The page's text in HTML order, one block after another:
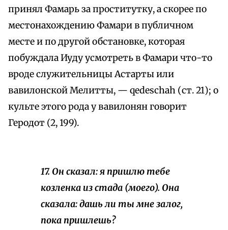
принял Фамарь за проститутку, а скорее по
местонахождению Фамари в публичном
месте и по другой обстановке, которая
побуждала Иуду усмотреть в Фамари что-то
вроде служительницы Астарты или
вавилонской Мелитты, — qedeschah (ст. 21); о
культе этого рода у вавилонян говорит
Геродот (2, 199).
17. Он сказал: я пришлю тебе
козленка из стада (моего). Она
сказала: дашь ли ты мне залог,
пока пришлешь?